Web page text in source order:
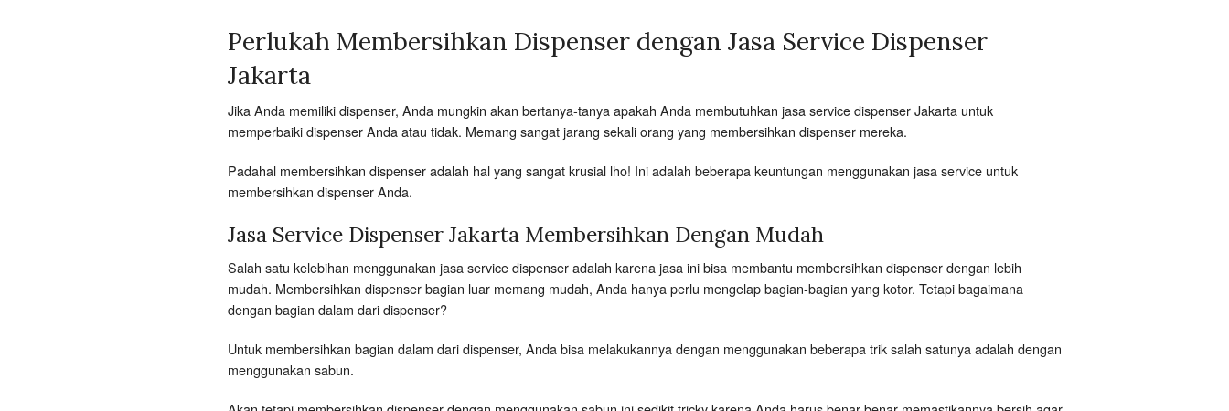
Perlukah Membersihkan Dispenser dengan Jasa Service Dispenser
Jakarta
Jika Anda memiliki dispenser, Anda mungkin akan bertanya-tanya apakah Anda membutuhkan jasa service dispenser Jakarta untuk
memperbaiki dispenser Anda atau tidak. Memang sangat jarang sekali orang yang membersihkan dispenser mereka.
Padahal membersihkan dispenser adalah hal yang sangat krusial lho! Ini adalah beberapa keuntungan menggunakan jasa service untuk
membersihkan dispenser Anda.
Jasa Service Dispenser Jakarta Membersihkan Dengan Mudah
Salah satu kelebihan menggunakan jasa service dispenser adalah karena jasa ini bisa membantu membersihkan dispenser dengan lebih
mudah. Membersihkan dispenser bagian luar memang mudah, Anda hanya perlu mengelap bagian-bagian yang kotor. Tetapi bagaimana
dengan bagian dalam dari dispenser?
Untuk membersihkan bagian dalam dari dispenser, Anda bisa melakukannya dengan menggunakan beberapa trik salah satunya adalah dengan
menggunakan sabun.